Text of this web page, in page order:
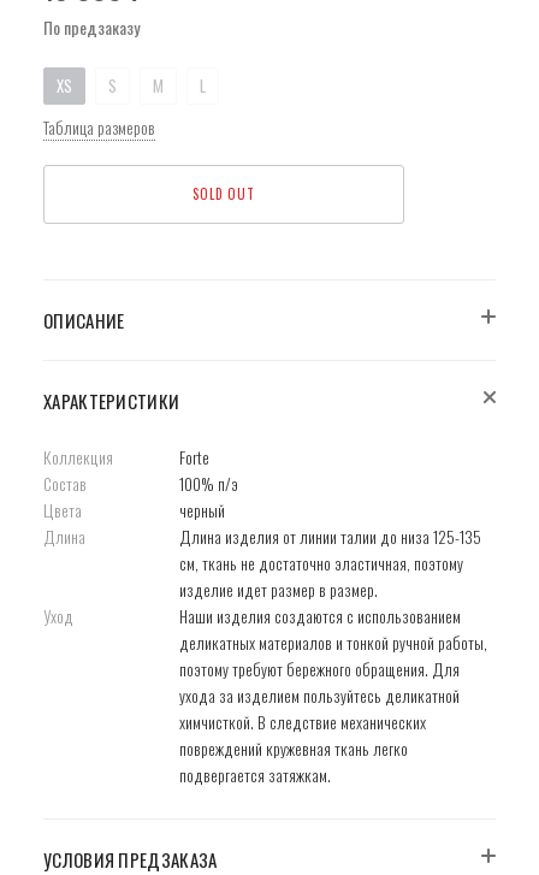
По предзаказу
XS S M L
Таблица размеров
SOLD OUT
ОПИСАНИЕ
ХАРАКТЕРИСТИКИ
Коллекция
Forte
Состав
100% п/э
Цвета
черный
Длина
Длина изделия от линии талии до низа 125-135
см, ткань не достаточно эластичная, поэтому
изделие идет размер в размер.
Уход
Наши изделия создаются с использованием
деликатных материалов и тонкой ручной работы,
поэтому требуют бережного обращения. Для
ухода за изделием пользуйтесь деликатной
химчисткой. В следствие механических
повреждений кружевная ткань легко
подвергается затяжкам.
УСЛОВИЯ ПРЕДЗАКАЗА